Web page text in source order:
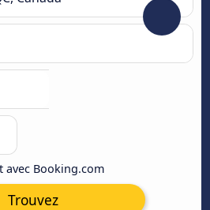
avec Booking.com
Trouvez